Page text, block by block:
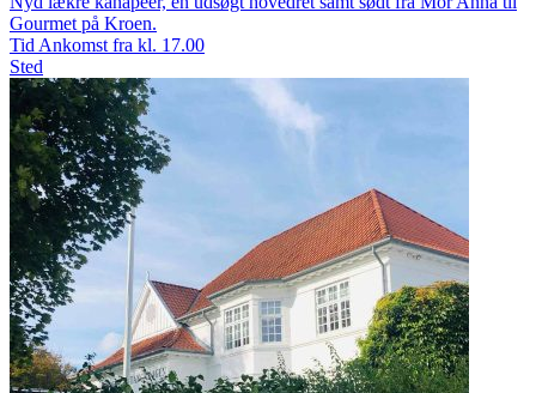
Gourmet på Kroen.
Tid Ankomst fra kl. 17.00
Sted